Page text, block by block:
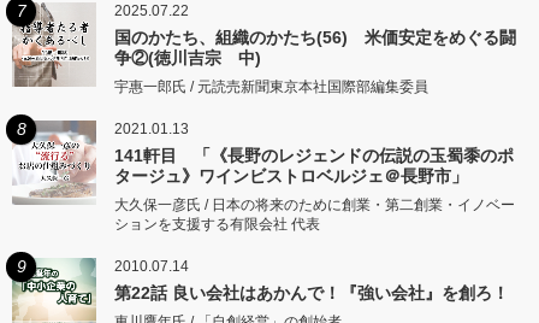
7 2025.07.22
国のかたち、組織のかたち(56) 米価安定をめぐる闘
争②(徳川吉宗 中)
宇惠一郎氏 / 元読売新聞東京本社国際部編集委員
8 2021.01.13
141軒目 「《長野のレジェンドの伝説の玉蜀黍のポ
タージュ》ワインビストロベルジェ＠長野市」
大久保一彦氏 / 日本の将来のために創業・第二創業・イノベー
ションを支援する有限会社 代表
9 2010.07.14
第22話 良い会社はあかんで！『強い会社』を創ろ！